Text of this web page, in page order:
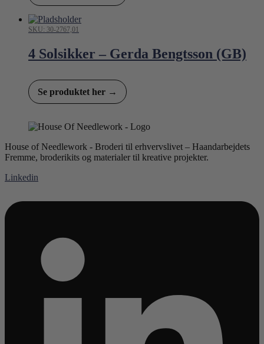
SKU: 30-2767,01
4 Solsikker – Gerda Bengtsson (GB)
Se produktet her →
House of Needlework - Broderi til erhvervslivet – Haandarbejdets
Fremme, broderikits og materialer til kreative projekter.
Linkedin